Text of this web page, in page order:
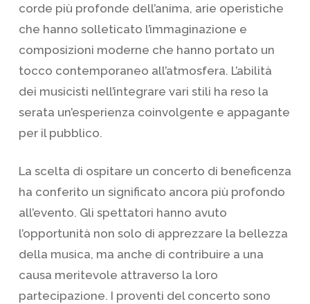
corde più profonde dell’anima, arie operistiche
che hanno solleticato l’immaginazione e
composizioni moderne che hanno portato un
tocco contemporaneo all’atmosfera. L’abilità
dei musicisti nell’integrare vari stili ha reso la
serata un’esperienza coinvolgente e appagante
per il pubblico.
La scelta di ospitare un concerto di beneficenza
ha conferito un significato ancora più profondo
all’evento. Gli spettatori hanno avuto
l’opportunità non solo di apprezzare la bellezza
della musica, ma anche di contribuire a una
causa meritevole attraverso la loro
partecipazione. I proventi del concerto sono